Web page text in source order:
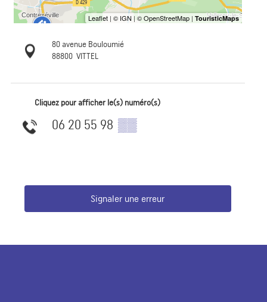
80 avenue Bouloumié
88800 VITTEL
Cliquez pour afficher le(s) numéro(s)
06 20 55 98 ▒▒
Signaler une erreur